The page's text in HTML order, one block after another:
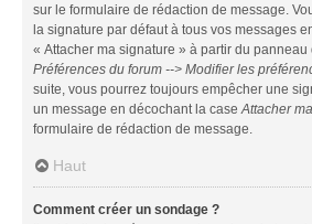
sur le formulaire de rédaction de message.
la signature par défaut à tous vos messages
« Attacher ma signature » à partir du panneau
Préférences du forum --> Modifier les
suite, vous pourrez toujours empêcher une
un message en décochant la caseAttacher
formulaire de rédaction de message.
Haut
Comment créer un sondage ?